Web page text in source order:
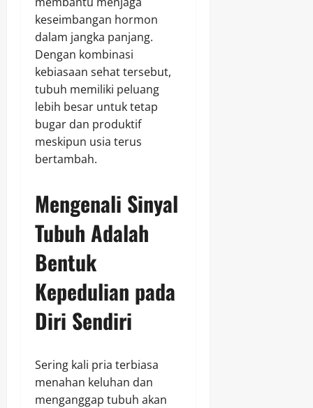
keseimbangan hormon
dalam jangka panjang.
Dengan kombinasi
kebiasaan sehat tersebut,
tubuh memiliki peluang
lebih besar untuk tetap
bugar dan produktif
meskipun usia terus
bertambah.
Mengenali Sinyal
Tubuh Adalah
Bentuk
Kepedulian pada
Diri Sendiri
Sering kali pria terbiasa
menahan keluhan dan
menganggap tubuh akan